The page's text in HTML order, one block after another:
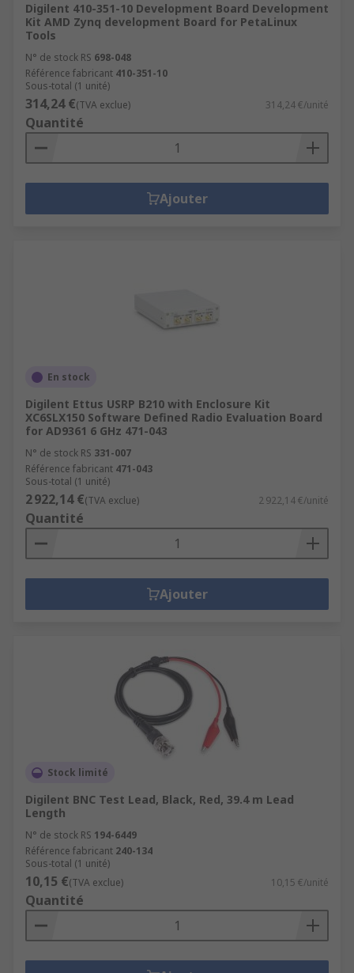
Digilent 410-351-10 Development Board Development
Kit AMD Zynq development Board for PetaLinux
Tools
N° de stock RS 698-048
Référence fabricant 410-351-10
Sous-total (1 unité)
314,24 €(TVA exclue) 314,24 €/unité
Quantité
Ajouter
En stock
Digilent Ettus USRP B210 with Enclosure Kit
XC6SLX150 Software Defined Radio Evaluation Board
for AD9361 6 GHz 471-043
N° de stock RS 331-007
Référence fabricant 471-043
Sous-total (1 unité)
2 922,14 €(TVA exclue) 2 922,14 €/unité
Quantité
Ajouter
Stock limité
Digilent BNC Test Lead, Black, Red, 39.4 m Lead
Length
N° de stock RS 194-6449
Référence fabricant 240-134
Sous-total (1 unité)
10,15 €(TVA exclue) 10,15 €/unité
Quantité